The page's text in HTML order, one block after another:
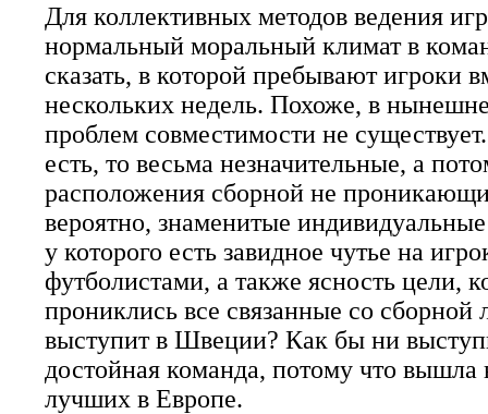
Для коллективных методов ведения
нормальный моральный климат в
сказать, в которой пребывают игроки
нескольких недель. Похоже, в
проблем совместимости не
есть, то весьма незначительные, а
расположения сборной не
вероятно, знаменитые
у которого есть завидное чутье на
футболистами, а также ясность цели,
прониклись все связанные со
выступит в Швеции? Как бы ни
достойная команда, потому что вышла
лучших в Европе.